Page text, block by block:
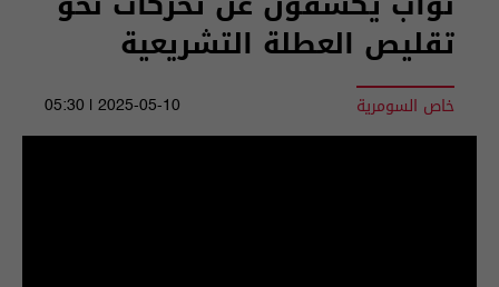
تقليص العطلة التشريعية
خاص السومرية 2025-05-10 | 05:30